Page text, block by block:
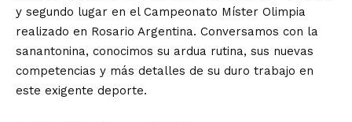
y segundo lugar en el Campeonato Míster Olimpia
realizado en Rosario Argentina. Conversamos con la
sanantonina, conocimos su ardua rutina, sus nuevas
competencias y más detalles de su duro trabajo en
este exigente deporte.